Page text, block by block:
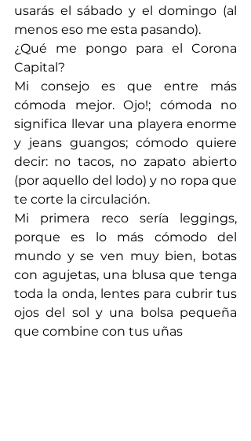
usarás el sábado y el domingo (al
menos eso me esta pasando).
¿Qué me pongo para el Corona
Capital?
Mi consejo es que entre más
cómoda mejor. Ojo!; cómoda no
significa llevar una playera enorme
y jeans guangos; cómodo quiere
decir: no tacos, no zapato abierto
(por aquello del lodo) y no ropa que
te corte la circulación.
Mi primera reco sería leggings,
porque es lo más cómodo del
mundo y se ven muy bien, botas
con agujetas, una blusa que tenga
toda la onda, lentes para cubrir tus
ojos del sol y una bolsa pequeña
que combine con tus uñas